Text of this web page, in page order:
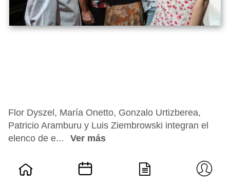
Flor Dyszel, María Onetto, Gonzalo Urtizberea,
Patricio Aramburu y Luis Ziembrowski integran el
elenco de e...
Ver más